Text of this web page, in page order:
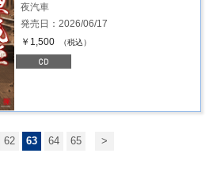
夜汽車
発売日：2026/06/17
￥1,500
（税込）
62 63 64 65 >